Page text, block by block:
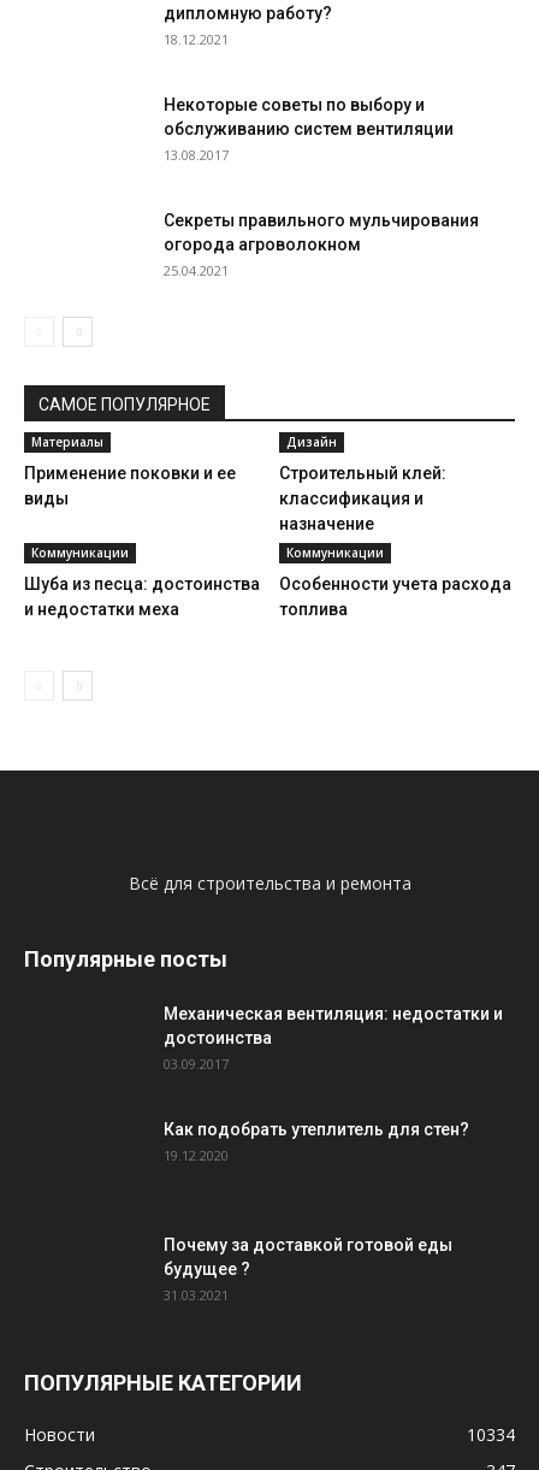
дипломную работу?
18.12.2021
Некоторые советы по выбору и
обслуживанию систем вентиляции
13.08.2017
Секреты правильного мульчирования
огорода агроволокном
25.04.2021
САМОЕ ПОПУЛЯРНОЕ
Материалы
Применение поковки и ее
виды
Дизайн
Строительный клей:
классификация и
назначение
Коммуникации
Шуба из песца: достоинства
и недостатки меха
Коммуникации
Особенности учета расхода
топлива
Всё для строительства и ремонта
Популярные посты
Механическая вентиляция: недостатки и
достоинства
03.09.2017
Как подобрать утеплитель для стен?
19.12.2020
Почему за доставкой готовой еды
будущее ?
31.03.2021
ПОПУЛЯРНЫЕ КАТЕГОРИИ
Новости
10334